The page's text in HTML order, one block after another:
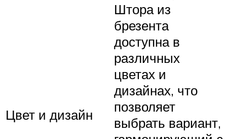
Цвет и дизайн
Штора из
брезента
доступна в
различных
цветах и
дизайнах, что
позволяет
выбрать вариант,